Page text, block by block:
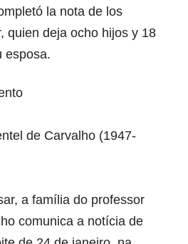
la nota de los
quien deja ocho hijos y 18
esposa.
de Carvalho (1947-
a família do professor
comunica a notícia de